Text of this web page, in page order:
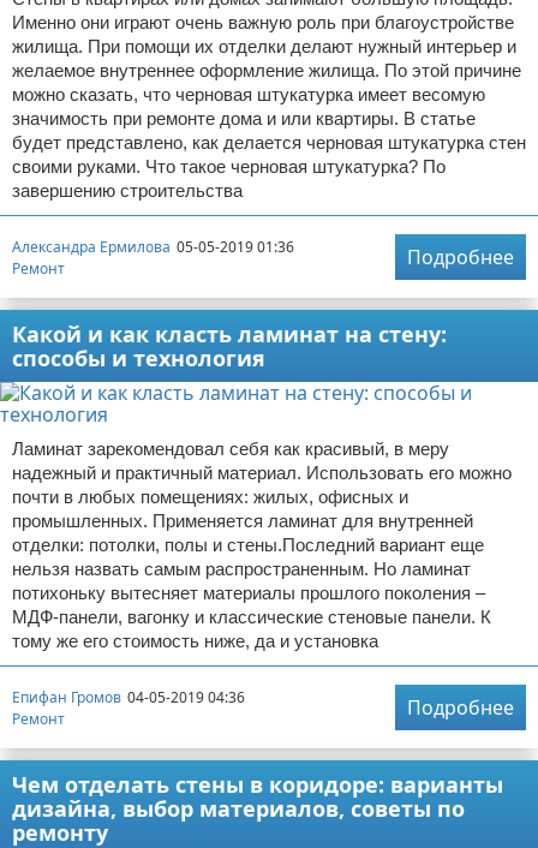
Именно они играют очень важную роль при благоустройстве
жилища. При помощи их отделки делают нужный интерьер и
желаемое внутреннее оформление жилища. По этой причине
можно сказать, что черновая штукатурка имеет весомую
значимость при ремонте дома и или квартиры. В статье
будет представлено, как делается черновая штукатурка стен
своими руками. Что такое черновая штукатурка? По
завершению строительства
Александра Ермилова 05-05-2019 01:36
Ремонт
Подробнее
Какой и как класть ламинат на стену:
способы и технология
Ламинат зарекомендовал себя как красивый, в меру
надежный и практичный материал. Использовать его можно
почти в любых помещениях: жилых, офисных и
промышленных. Применяется ламинат для внутренней
отделки: потолки, полы и стены.Последний вариант еще
нельзя назвать самым распространенным. Но ламинат
потихоньку вытесняет материалы прошлого поколения –
МДФ-панели, вагонку и классические стеновые панели. К
тому же его стоимость ниже, да и установка
Епифан Громов 04-05-2019 04:36
Ремонт
Подробнее
Чем отделать стены в коридоре: варианты
дизайна, выбор материалов, советы по
ремонту